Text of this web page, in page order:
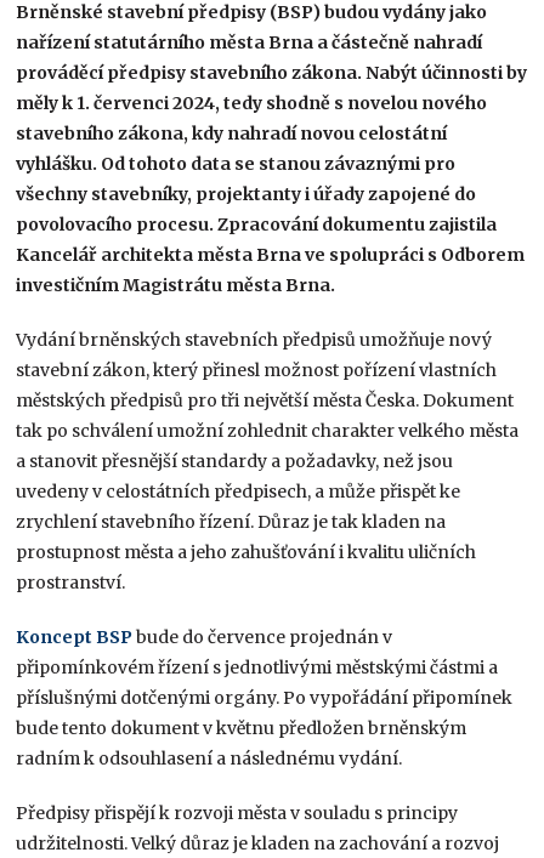
Brněnské stavební předpisy (BSP) budou vydány jako
nařízení statutárního města Brna a částečně nahradí
prováděcí předpisy stavebního zákona. Nabýt účinnosti by
měly k 1. červenci 2024, tedy shodně s novelou nového
stavebního zákona, kdy nahradí novou celostátní
vyhlášku. Od tohoto data se stanou závaznými pro
všechny stavebníky, projektanty i úřady zapojené do
povolovacího procesu. Zpracování dokumentu zajistila
Kancelář architekta města Brna ve spolupráci s Odborem
investičním Magistrátu města Brna.
Vydání brněnských stavebních předpisů umožňuje nový
stavební zákon, který přinesl možnost pořízení vlastních
městských předpisů pro tři největší města Česka. Dokument
tak po schválení umožní zohlednit charakter velkého města
a stanovit přesnější standardy a požadavky, než jsou
uvedeny v celostátních předpisech, a může přispět ke
zrychlení stavebního řízení. Důraz je tak kladen na
prostupnost města a jeho zahušťování i kvalitu uličních
prostranství.
Koncept BSPbude do července projednán v
připomínkovém řízení s jednotlivými městskými částmi a
příslušnými dotčenými orgány. Po vypořádání připomínek
bude tento dokument v květnu předložen brněnským
radním k odsouhlasení a následnému vydání.
Předpisy přispějí k rozvoji města v souladu s principy
udržitelnosti. Velký důraz je kladen na zachování a rozvoj